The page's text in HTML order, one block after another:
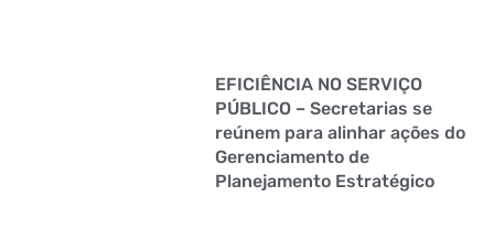
EFICIÊNCIA NO SERVIÇO
PÚBLICO – Secretarias se
reúnem para alinhar ações do
Gerenciamento de
Planejamento Estratégico